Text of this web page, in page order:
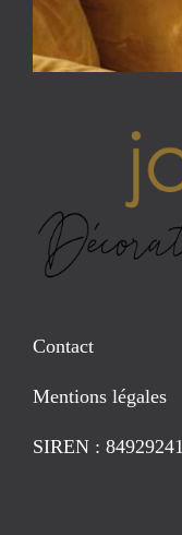
Contact
Mentions légales
SIREN : 84929241